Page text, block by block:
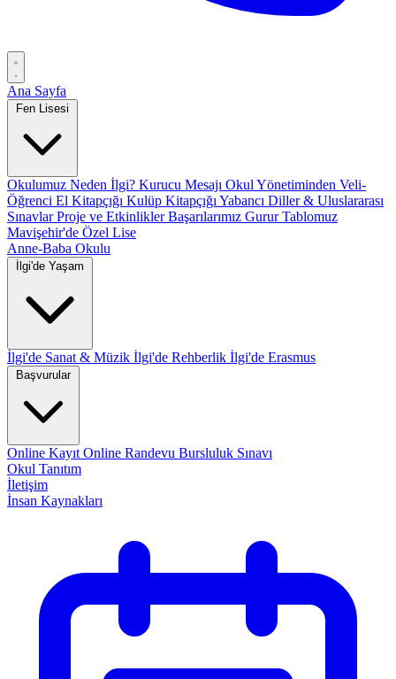
Ana Sayfa
Fen Lisesi
Okulumuz Neden İlgi? Kurucu Mesajı Okul Yönetiminden Veli-
Öğrenci El Kitapçığı Kulüp Kitapçığı Yabancı Diller & Uluslararası
SınavlarProje ve EtkinliklerBaşarılarımız Gurur Tablomuz
Mavişehir'de Özel Lise
Anne-Baba Okulu
İlgi'de Yaşam
İlgi'de Sanat & Müzik İlgi'de Rehberlik İlgi'de Erasmus
Başvurular
Online Kayıt Online Randevu Bursluluk Sınavı
Okul Tanıtım
İletişim
İnsan Kaynakları